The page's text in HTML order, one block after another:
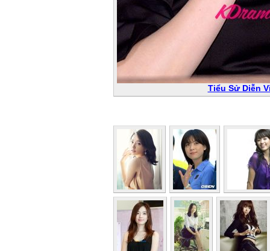
Tiểu Sử Diễn